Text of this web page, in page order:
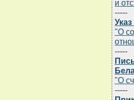
и
-----
"О
-----
"О
-----